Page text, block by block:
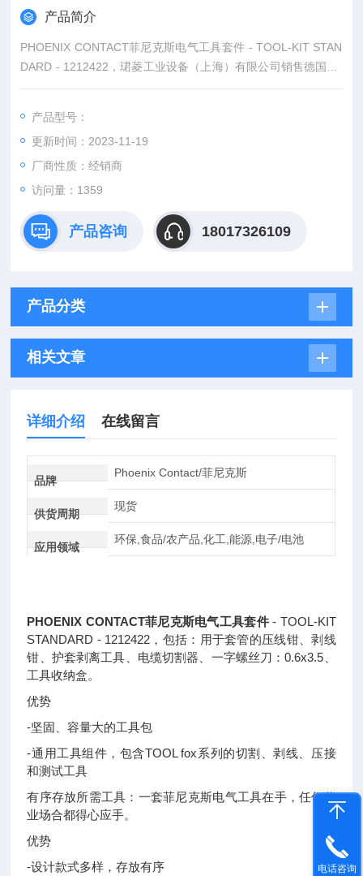
产品简介
PHOENIX CONTACT菲尼克斯电气工具套件 - TOOL-KIT STAN
DARD - 1212422，珺菱工业设备（上海）有限公司销售德国PH
OENIX CONTACT菲尼克斯电气全系列产品，部分菲尼克斯型号
以提供6位数的订货号来确认。
产品型号：
更新时间：2023-11-19
厂商性质：经销商
访问量：1359
产品咨询 18017326109
产品分类
相关文章
详细介绍 在线留言
品牌
Phoenix Contact/菲尼克斯
供货周期
现货
应用领域
环保,食品/农产品,化工,能源,电子/电池
PHOENIX CONTACT菲尼克斯电气工具套件 - TOOL-KIT
STANDARD - 1212422，包括：用于套管的压线钳、剥线
钳、护套剥离工具、电缆切割器、一字螺丝刀：0.6x3.5、
工具收纳盒。
优势
-坚固、容量大的工具包
-通用工具组件，包含TOOL fox系列的切割、剥线、压接
和测试工具
有序存放所需工具：一套菲尼克斯电气工具在手，任何作
业场合都得心应手。
优势
-设计款式多样，存放有序
电话咨询